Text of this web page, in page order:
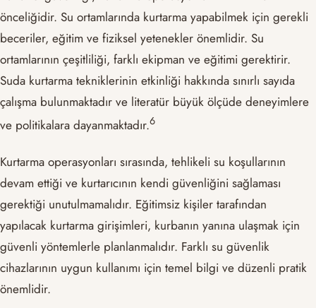
önceliğidir. Su ortamlarında kurtarma yapabilmek için gerekli
beceriler, eğitim ve fiziksel yetenekler önemlidir. Su
ortamlarının çeşitliliği, farklı ekipman ve eğitimi gerektirir.
Suda kurtarma tekniklerinin etkinliği hakkında sınırlı sayıda
çalışma bulunmaktadır ve literatür büyük ölçüde deneyimlere
ve politikalara dayanmaktadır.​6​
Kurtarma operasyonları sırasında, tehlikeli su koşullarının
devam ettiği ve kurtarıcının kendi güvenliğini sağlaması
gerektiği unutulmamalıdır. Eğitimsiz kişiler tarafından
yapılacak kurtarma girişimleri, kurbanın yanına ulaşmak için
güvenli yöntemlerle planlanmalıdır. Farklı su güvenlik
cihazlarının uygun kullanımı için temel bilgi ve düzenli pratik
önemlidir.